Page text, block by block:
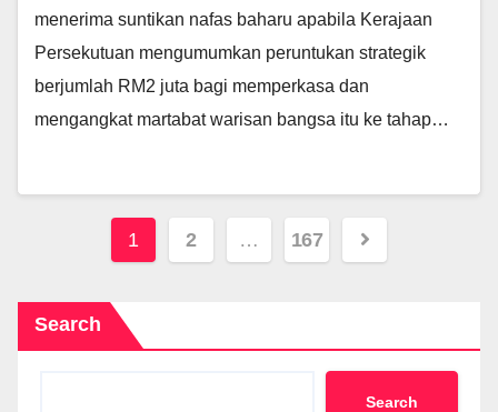
Sekolah Dipergiat
menerima suntikan nafas baharu apabila Kerajaan
Persekutuan mengumumkan peruntukan strategik
berjumlah RM2 juta bagi memperkasa dan
mengangkat martabat warisan bangsa itu ke tahap…
Posts
1 2 … 167
Search
Search